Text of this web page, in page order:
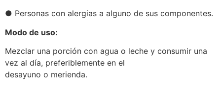
● Personas con alergias a alguno de sus componentes.
Modo de uso:
Mezclar una porción con agua o leche y consumir una
vez al día, preferiblemente en el
desayuno o merienda.